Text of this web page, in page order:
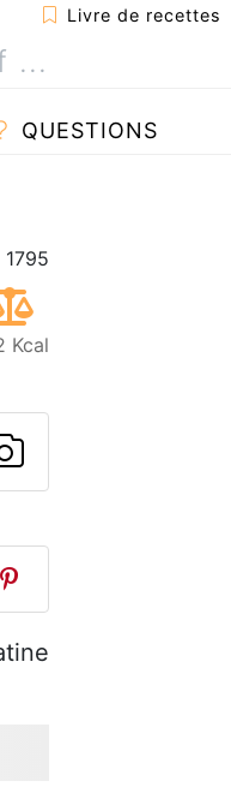
Livre de recettes
QUESTIONS
Kcal
à un
page
une
Publier